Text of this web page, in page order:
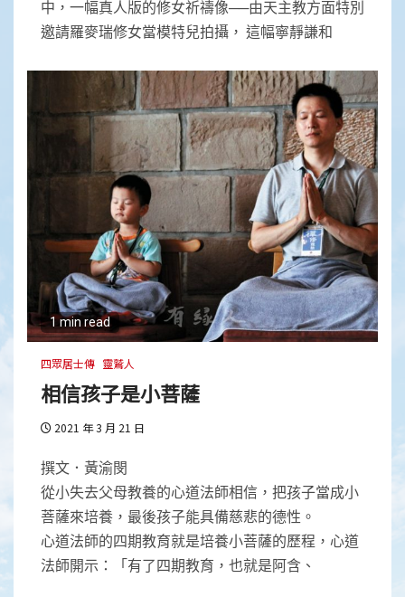
中，一幅真人版的修女祈禱像──由天主教方面特別
邀請羅麥瑞修女當模特兒拍攝， 這幅寧靜謙和
1 min read
四眾居士傳 靈鷲人
相信孩子是小菩薩
2021 年 3 月 21 日
撰文．黃渝閔
從小失去父母教養的心道法師相信，把孩子當成小
菩薩來培養，最後孩子能具備慈悲的德性。
心道法師的四期教育就是培養小菩薩的歷程，心道
法師開示：「有了四期教育，也就是阿含、